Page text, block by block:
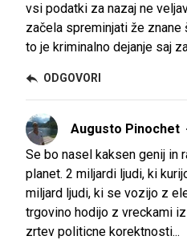
vsi podatki za nazaj ne
začela spreminjati že
to je kriminalno dejanje saj
ODGOVORI
Augusto Pinochet
Se bo nasel kaksen genij in
planet. 2 miljardi ljudi, ki
miljard ljudi, ki se vozijo z
trgovino hodijo z vreckami
zrtev politicne korektnosti...